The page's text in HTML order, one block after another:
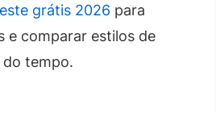
grátis 2026 para
e comparar estilos de
tempo.